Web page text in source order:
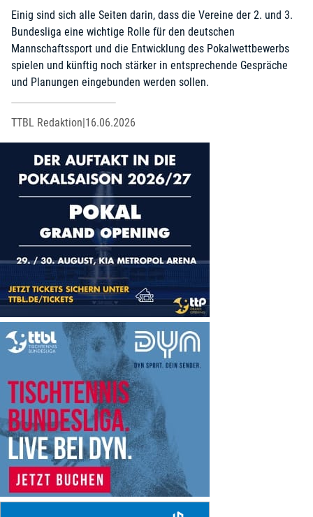
Einig sind sich alle Seiten darin, dass die Vereine der 2. und 3.
Bundesliga eine wichtige Rolle für den deutschen
Mannschaftssport und die Entwicklung des Pokalwettbewerbs
spielen und künftig noch stärker in entsprechende Gespräche
und Planungen eingebunden werden sollen.
TTBL Redaktion|16.06.2026